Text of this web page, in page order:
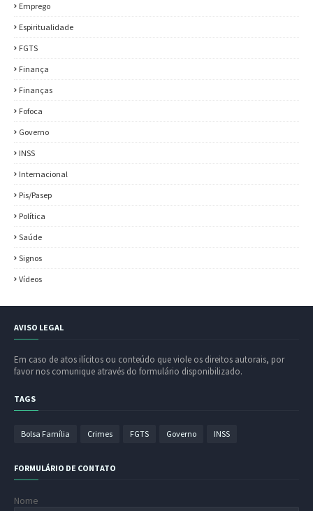
Emprego
Espiritualidade
FGTS
Finança
Finanças
Fofoca
Governo
INSS
Internacional
Pis/Pasep
Política
Saúde
Signos
Vídeos
AVISO LEGAL
Em caso de atos ilícitos ou conteúdo que viole os direitos autorais, por
favor nos comunique através do formulário disponibilizado.
TAGS
Bolsa Família Crimes FGTS Governo INSS
FORMULÁRIO DE CONTATO
Nome